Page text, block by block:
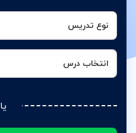
نوع تدریس
انتخاب درس
یا